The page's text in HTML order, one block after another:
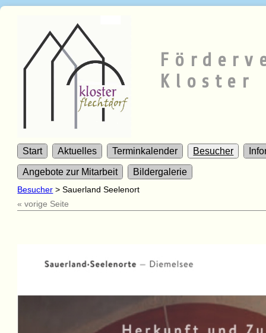
Kloster
Start Aktuelles Terminkalender Besucher
Angebote zur Mitarbeit Bildergalerie
Besucher >Sauerland Seelenort
« vorige Seite